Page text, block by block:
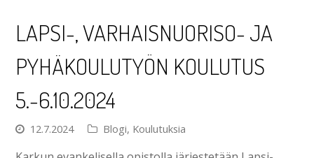
LAPSI-, VARHAISNUORISO- JA
PYHÄKOULUTYÖN KOULUTUS
5.-6.10.2024
12.7.2024 Blogi, Koulutuksia